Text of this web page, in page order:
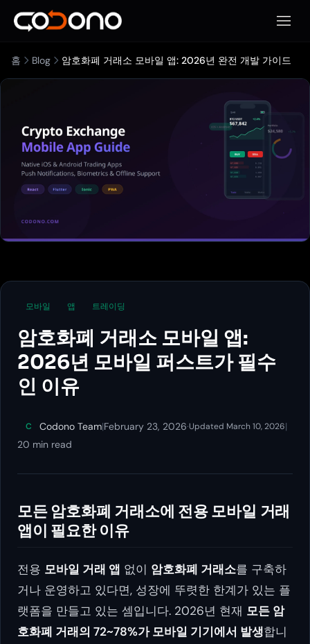
모바
홈 Blog 암호화폐 거래소 모바일 앱: 2026년 완전 개발 가이드
모바일 앱 트레이딩
암호화폐 거래소 모바일 앱:
2026년 모바일 퍼스트가 필수
인 이유
C Codono Team|February 23, 2026·Updated March 10, 2026|
20 min read
모든 암호화폐 거래소에 전용 모바일 거래
앱이 필요한 이유
전용 모바일 거래 앱 없이 암호화폐 거래소를 구축하
거나 운영하고 있다면, 성장에 뚜렷한 한계가 있는 플
랫폼을 만들고 있는 셈입니다. 2026년 현재 모든 암
호화폐 거래의 72~78%가 모바일 기기에서 발생합니